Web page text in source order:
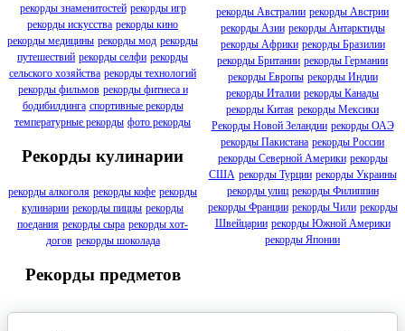
рекорды знаменитостей рекорды игр
рекорды искусства рекорды кино
рекорды медицины рекорды мод рекорды
путешествий рекорды селфи рекорды
сельского хозяйства рекорды технологий
рекорды фильмов рекорды фитнеса и
бодибилдинга спортивные рекорды
температурные рекорды фото рекорды
Рекорды кулинарии
рекорды алкоголя рекорды кофе рекорды
кулинарии рекорды пиццы рекорды
поедания рекорды сыра рекорды хот-
догов рекорды шоколада
Рекорды предметов
рекорды Австралии рекорды Австрии
рекорды Азии рекорды Антарктиды
рекорды Африки рекорды Бразилии
рекорды Британии рекорды Германии
рекорды Европы рекорды Индии
рекорды Италии рекорды Канады
рекорды Китая рекорды Мексики
Рекорды Новой Зеландии рекорды ОАЭ
рекорды Пакистана рекорды России
рекорды Северной Америки рекорды
США рекорды Турции рекорды Украины
рекорды улиц рекорды Филиппин
рекорды Франции рекорды Чили рекорды
Швейцарии рекорды Южной Америки
рекорды Японии